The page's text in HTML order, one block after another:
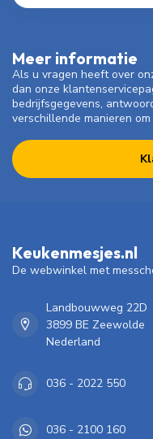
Meer informatie
Als u vragen heeft over
dan onze
bedrijfsgegevens,
verschillende manieren
Keukenmesjes.nl
De webwinkel met
Landbouwweg 22D
3899 BE Zeewolde
Nederland
036 - 2022 550
036 - 2100 160